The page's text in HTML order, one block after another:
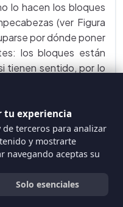
lo hacen los bloques
(ver Figura
por dónde poner
los bloques están
tienen sentido, por lo
Usted
bloques cuando el
por lo que es fácil
a prueba nuevas
tu experiencia
terceros para analizar
y mostrarte
navegando aceptas su
Solo esenciales